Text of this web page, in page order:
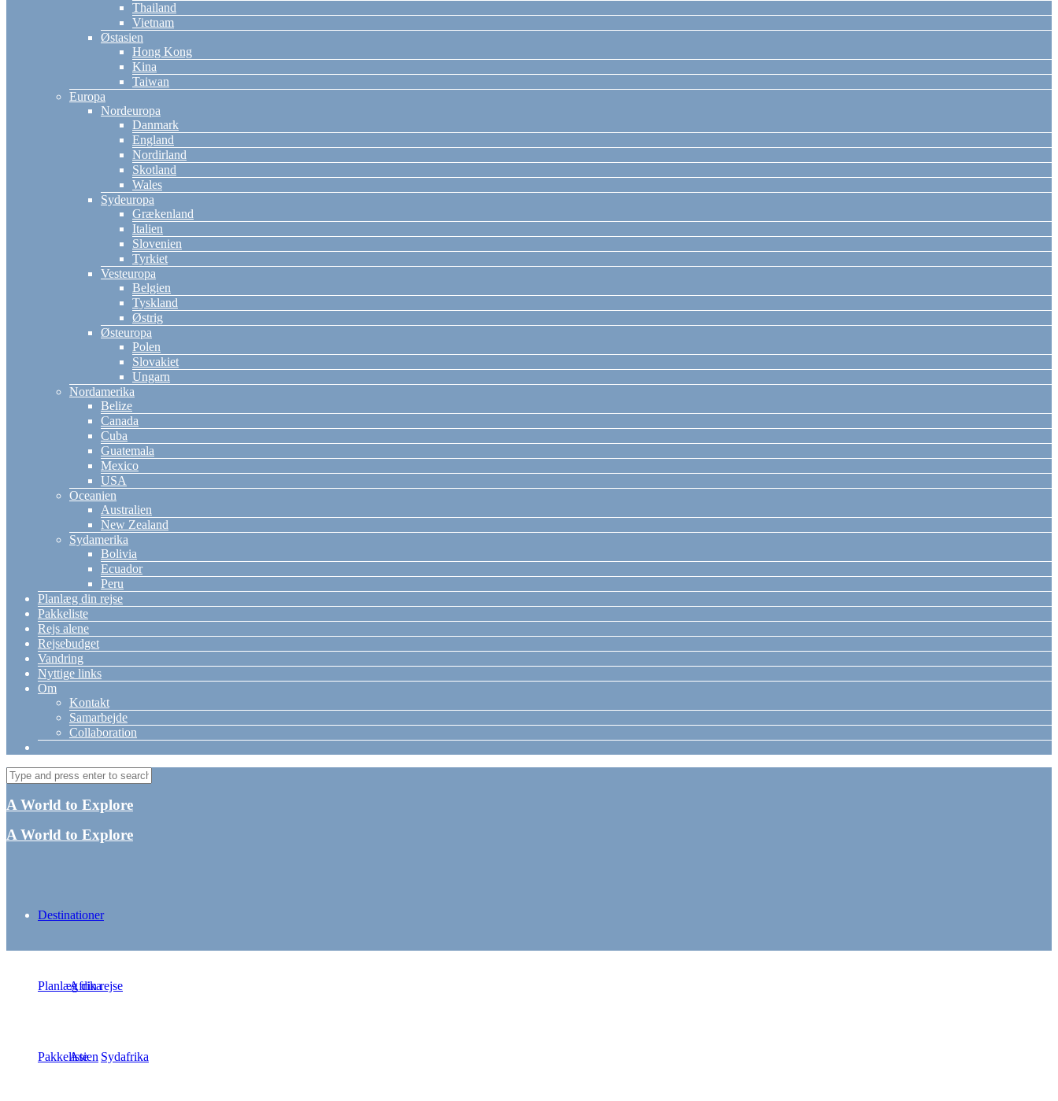
Thailand
Vietnam
Østasien
Hong Kong
Kina
Taiwan
Europa
Nordeuropa
Danmark
England
Nordirland
Skotland
Wales
Sydeuropa
Grækenland
Italien
Slovenien
Tyrkiet
Vesteuropa
Belgien
Tyskland
Østrig
Østeuropa
Polen
Slovakiet
Ungarn
Nordamerika
Belize
Canada
Cuba
Guatemala
Mexico
USA
Oceanien
Australien
New Zealand
Sydamerika
Bolivia
Ecuador
Peru
Planlæg din rejse
Pakkeliste
Rejs alene
Rejsebudget
Vandring
Nyttige links
Om
Kontakt
Samarbejde
Collaboration
A World to Explore
A World to Explore
Destinationer
Afrika
Sydafrika
Asien
Planlæg din rejse
Pakkeliste